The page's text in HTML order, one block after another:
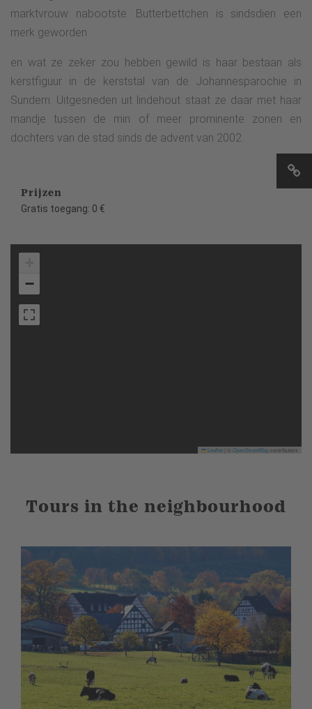
marktvrouw nabootste. Butterbettchen is sindsdien een
merk geworden
en wat ze zeker zou hebben gewild is haar bestaan als
kerstfiguur in de kerststal van de Johannesparochie in
Sundern. Uitgesneden uit lindehout staat ze daar met haar
mandje tussen de min of meer prominente zonen en
dochters van de stad sinds de advent van 2002.
Prijzen
Gratis toegang: 0 €
−
Leaflet OpenStreetMapcontributors
Tours in the neighbourhood